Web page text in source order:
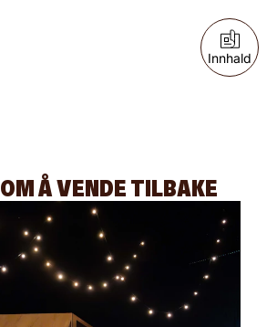
Innhald
OM Å VENDE TILBAKE